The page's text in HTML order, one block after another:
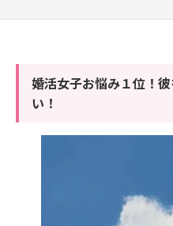
婚活女子お悩み１位！
い！